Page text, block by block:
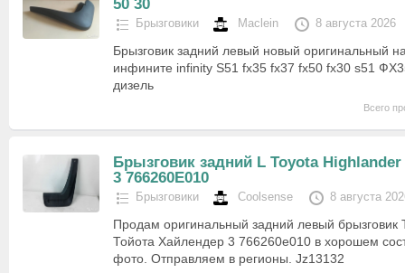
50 30
Брызговики Maclein 8 августа 2026
Брызговик задний левый новый оригинальный
инфините infinity S51 fx35 fx37 fx50 fx30 s51
дизель
Всего
Брызговик задний L Toyota Highlander
3 766260E010
Брызговики Coolsense 8 августа
Продам оригинальный задний левый брызговик
Тойота Хайлендер 3 766260e010 в хорошем
фото. Отправляем в регионы. Jz13132